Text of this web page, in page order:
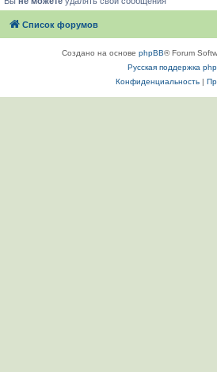
Список форумов
Создано на основе phpBB® Forum
Русская поддержка
Конфиденциальность|